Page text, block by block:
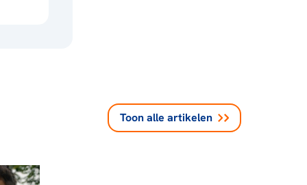
Toon alle artikelen